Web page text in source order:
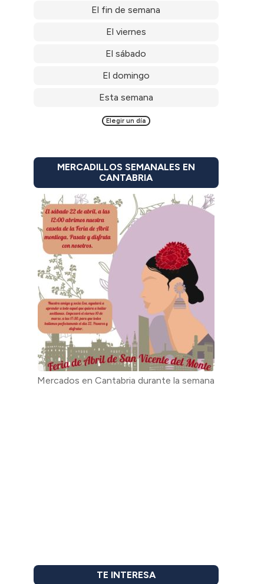
El fin de semana
El viernes
El sábado
El domingo
Esta semana
Elegir un día
MERCADILLOS SEMANALES EN
CANTABRIA
Mercados en Cantabria durante la semana
TE INTERESA